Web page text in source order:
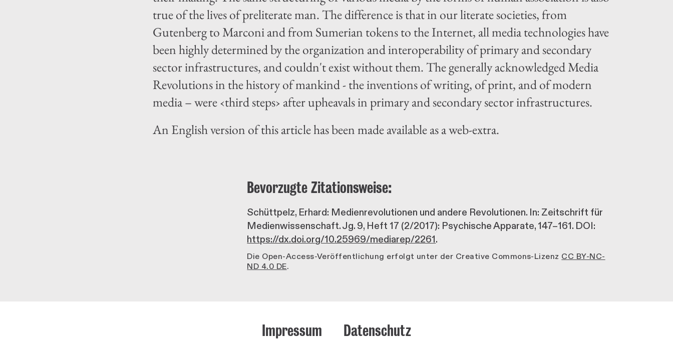
true of the lives of preliterate man. The difference is that in our literate societies, from
Gutenberg to Marconi and from Sumerian tokens to the Internet, all media technologies have
been highly determined by the organization and interoperability of primary and secondary
sector infrastructures, and couldn't exist without them. The generally acknowledged Media
Revolutions in the history of mankind - the inventions of writing, of print, and of modern
media – were ‹third steps› after upheavals in primary and secondary sector infrastructures.
An English version of this article has been made available as a web-extra.
Bevorzugte Zitationsweise:
Schüttpelz, Erhard: Medienrevolutionen und andere Revolutionen. In: Zeitschrift für
Medienwissenschaft. Jg. 9, Heft 17 (2/2017): Psychische Apparate, 147–161. DOI:
https://dx.doi.org/10.25969/mediarep/2261.
Die Open-Access-Veröffentlichung erfolgt unter der Creative Commons-Lizenz CC BY-NC-
ND 4.0 DE.
Impressum
Datenschutz